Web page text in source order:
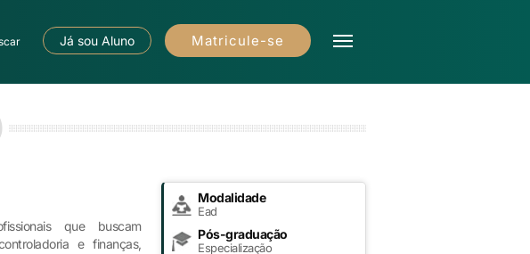
Já sou Aluno Matricule-se
que buscam
e finanças,
Modalidade
Ead
Pós-graduação
Especialização